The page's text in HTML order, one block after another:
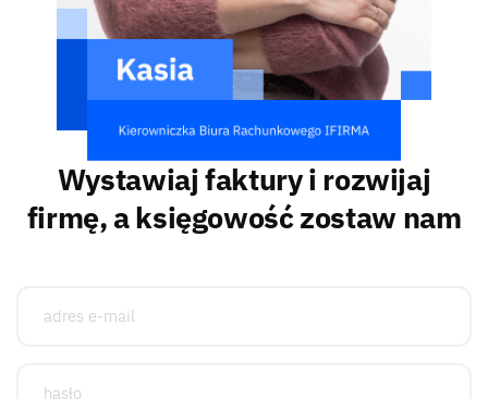
Wystawiaj faktury i rozwijaj
firmę, a księgowość zostaw nam